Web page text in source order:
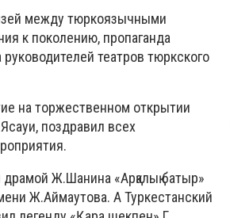
между тюркоязычными
к поколению, пропаганда
театров тюркского
на торжественном открытии
поздравил всех
Ж.Шанина «Арқалық батыр»
Ж.Аймаутова. А Туркестанский